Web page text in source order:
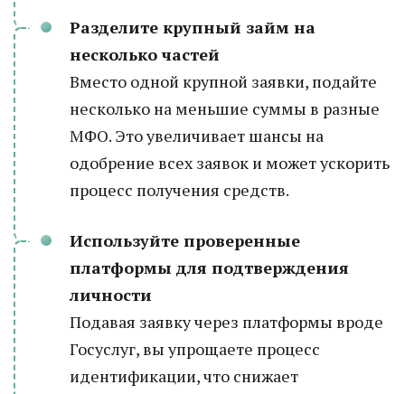
Разделите крупный займ на
несколько частей
Вместо одной крупной заявки, подайте
несколько на меньшие суммы в разные
МФО. Это увеличивает шансы на
одобрение всех заявок и может ускорить
процесс получения средств.
Используйте проверенные
платформы для подтверждения
личности
Подавая заявку через платформы вроде
Госуслуг, вы упрощаете процесс
идентификации, что снижает